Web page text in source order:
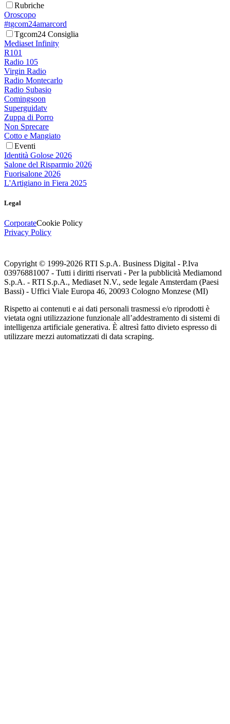
Rubriche
Oroscopo
#tgcom24amarcord
Tgcom24 Consiglia
Mediaset Infinity
R101
Radio 105
Virgin Radio
Radio Montecarlo
Radio Subasio
Comingsoon
Superguidatv
Zuppa di Porro
Non Sprecare
Cotto e Mangiato
Eventi
Identità Golose 2026
Salone del Risparmio 2026
Fuorisalone 2026
L'Artigiano in Fiera 2025
Legal
CorporateCookie Policy
Privacy Policy
Copyright © 1999-2026 RTI S.p.A. Business Digital - P.Iva
03976881007 - Tutti i diritti riservati - Per la pubblicità Mediamond
S.p.A. - RTI S.p.A., Mediaset N.V., sede legale Amsterdam (Paesi
Bassi) - Uffici Viale Europa 46, 20093 Cologno Monzese (MI)
Rispetto ai contenuti e ai dati personali trasmessi e/o riprodotti è
vietata ogni utilizzazione funzionale all’addestramento di sistemi di
intelligenza artificiale generativa. È altresì fatto divieto espresso di
utilizzare mezzi automatizzati di data scraping.